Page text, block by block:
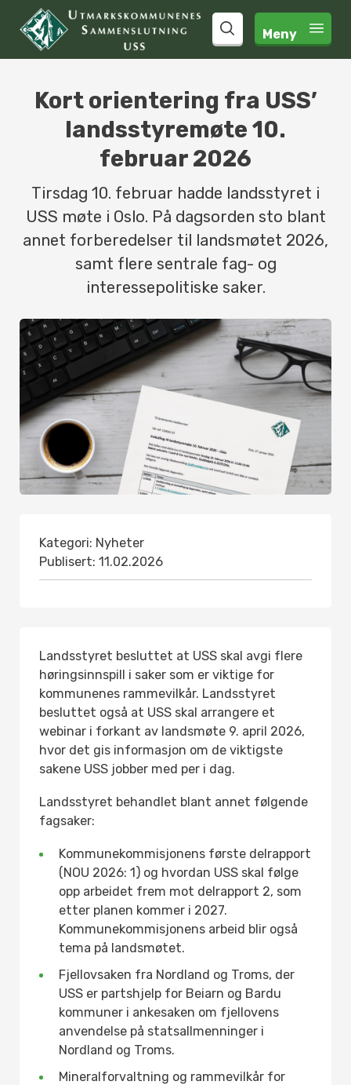
search Meny
Kort orientering fra USS’
landsstyremøte 10.
februar 2026
Tirsdag 10. februar hadde landsstyret i
USS møte i Oslo. På dagsorden sto blant
annet forberedelser til landsmøtet 2026,
samt flere sentrale fag- og
interessepolitiske saker.
Landsstyret besluttet at USS skal avgi flere
høringsinnspill i saker som er viktige for
kommunenes rammevilkår. Landsstyret
besluttet også at USS skal arrangere et
webinar i forkant av landsmøte 9. april 2026,
hvor det gis informasjon om de viktigste
sakene USS jobber med per i dag.
Landsstyret behandlet blant annet følgende
fagsaker:
Kommunekommisjonens første delrapport
(NOU 2026: 1) og hvordan USS skal følge
opp arbeidet frem mot delrapport 2, som
etter planen kommer i 2027.
Kommunekommisjonens arbeid blir også
tema på landsmøtet.
Fjellovsaken fra Nordland og Troms, der
USS er partshjelp for Beiarn og Bardu
kommuner i ankesaken om fjellovens
anvendelse på statsallmenninger i
Nordland og Troms.
Mineralforvaltning og rammevilkår for
Kategori: Nyheter
Publisert: 11.02.2026